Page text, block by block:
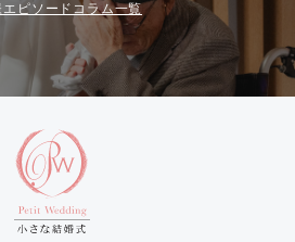
エピソードコラム一覧